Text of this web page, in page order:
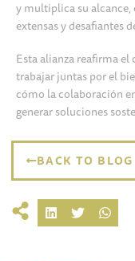
y multiplica su alcance,
extensas y desafiantes
Esta alianza reafirma
trabajar juntas por el
cómo la colaboración
generar soluciones
BACK TO BLOG